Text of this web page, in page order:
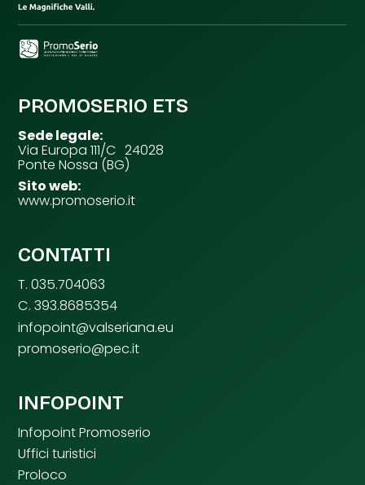
PROMOSERIO ETS
Sede legale:
Via Europa 111/C 24028
Ponte Nossa (BG)
Sito web:
www.promoserio.it
CONTATTI
T. 035.704063
C. 393.8685354
infopoint@valseriana.eu
promoserio@pec.it
INFOPOINT
Infopoint Promoserio
Uffici turistici
Proloco